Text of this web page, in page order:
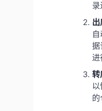
据
进
转
的